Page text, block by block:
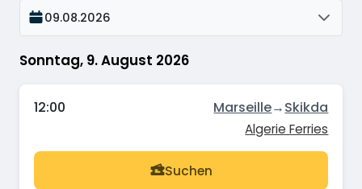
Sonntag, 9. August 2026
09.08.2026
12:00 Marseille→Skikda
Algerie Ferries
Suchen